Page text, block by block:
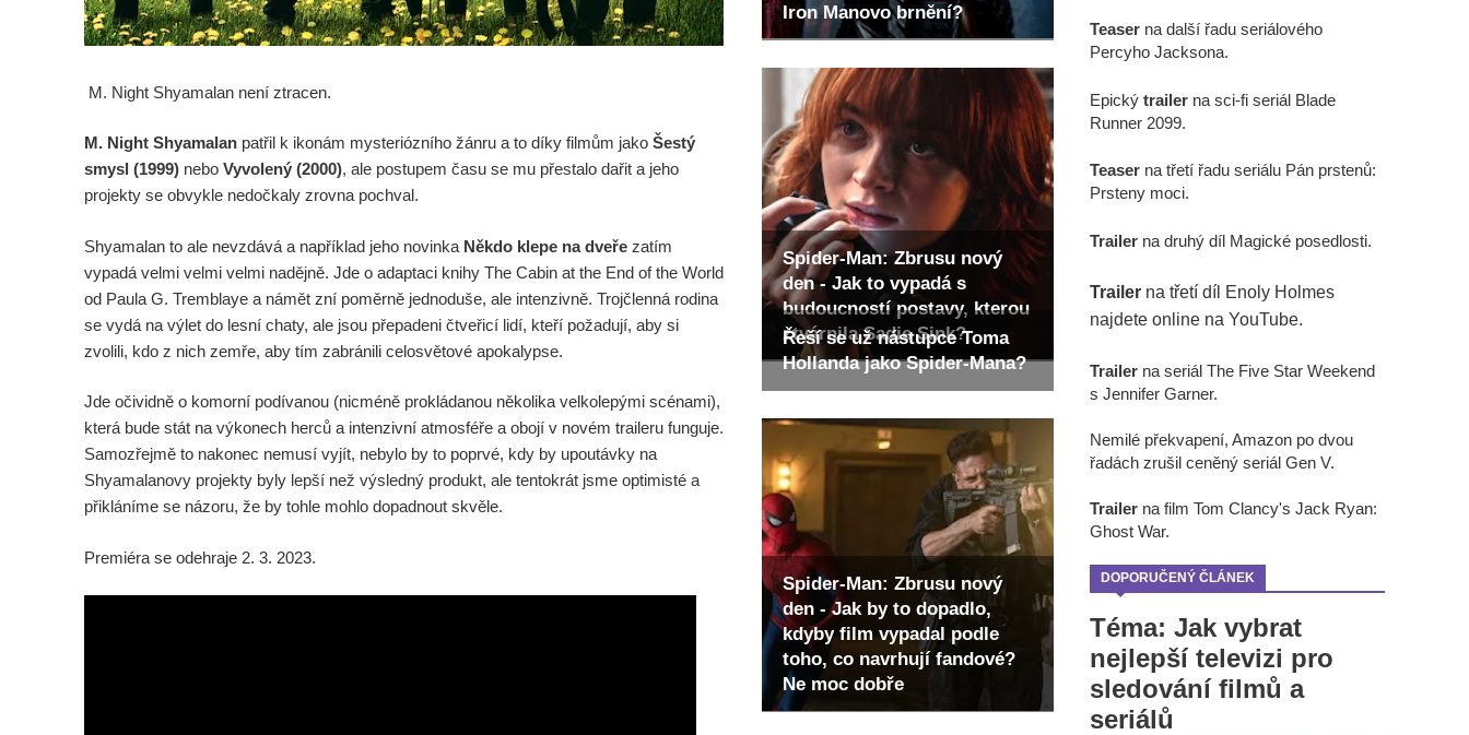
Iron Manovo brnění?
Spider-Man: Zbrusu nový
den - Jak to vypadá s
budoucností postavy, kterou
ztvárnila Sadie Sink?
Řeší se už nástupce Toma
Hollanda jako Spider-Mana?
Spider-Man: Zbrusu nový
den - Jak by to dopadlo,
kdyby film vypadal podle
toho, co navrhují fandové?
Ne moc dobře
M. Night Shyamalan není ztracen.
M. Night Shyamalan patřil k ikonám mysteriózního žánru a to díky filmům jako Šestý
smysl (1999) nebo Vyvolený (2000), ale postupem času se mu přestalo dařit a jeho
projekty se obvykle nedočkaly zrovna pochval.
Shyamalan to ale nevzdává a například jeho novinka Někdo klepe na dveře zatím
vypadá velmi velmi velmi nadějně. Jde o adaptaci knihy The Cabin at the End of the World
od Paula G. Tremblaye a námět zní poměrně jednoduše, ale intenzivně. Trojčlenná rodina
se vydá na výlet do lesní chaty, ale jsou přepadeni čtveřicí lidí, kteří požadují, aby si
zvolili, kdo z nich zemře, aby tím zabránili celosvětové apokalypse.
Jde očividně o komorní podívanou (nicméně prokládanou několika velkolepými scénami),
která bude stát na výkonech herců a intenzivní atmosféře a obojí v novém traileru funguje.
Samozřejmě to nakonec nemusí vyjít, nebylo by to poprvé, kdy by upoutávky na
Shyamalanovy projekty byly lepší než výsledný produkt, ale tentokrát jsme optimisté a
přikláníme se názoru, že by tohle mohlo dopadnout skvěle.
Premiéra se odehraje 2. 3. 2023.
Teaser na další řadu seriálového
Percyho Jacksona.
Epický trailer na sci-fi seriál Blade
Runner 2099.
Teaser na třetí řadu seriálu Pán prstenů:
Prsteny moci.
Trailer na druhý díl Magické posedlosti.
Trailer na třetí díl Enoly Holmes
najdete online na YouTube.
Trailer na seriál The Five Star Weekend
s Jennifer Garner.
Nemilé překvapení, Amazon po dvou
řadách zrušil ceněný seriál Gen V.
Trailer na film Tom Clancy's Jack Ryan:
Ghost War.
DOPORUČENÝ ČLÁNEK
Téma: Jak vybrat
nejlepší televizi pro
sledování filmů a
seriálů